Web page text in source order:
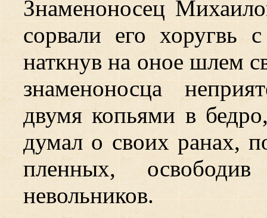
Знаменоносец
сорвали его хоругвь
наткнув на оное шлем
знаменоносца
двумя копьями в
думал о своих ранах,
пленных,
невольников.